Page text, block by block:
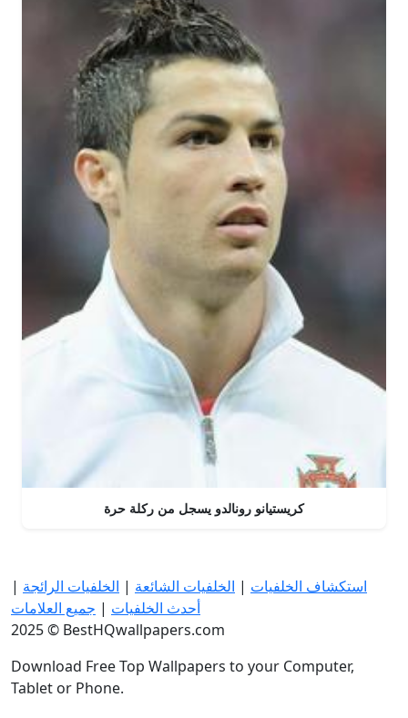
كريستيانو رونالدو يسجل من ركلة حرة
استكشاف الخلفيات | الخلفيات الشائعة | الخلفيات الرائجة |
أحدث الخلفيات | جميع العلامات
2025 © BestHQwallpapers.com
Download Free Top Wallpapers to your Computer,
Tablet or Phone.